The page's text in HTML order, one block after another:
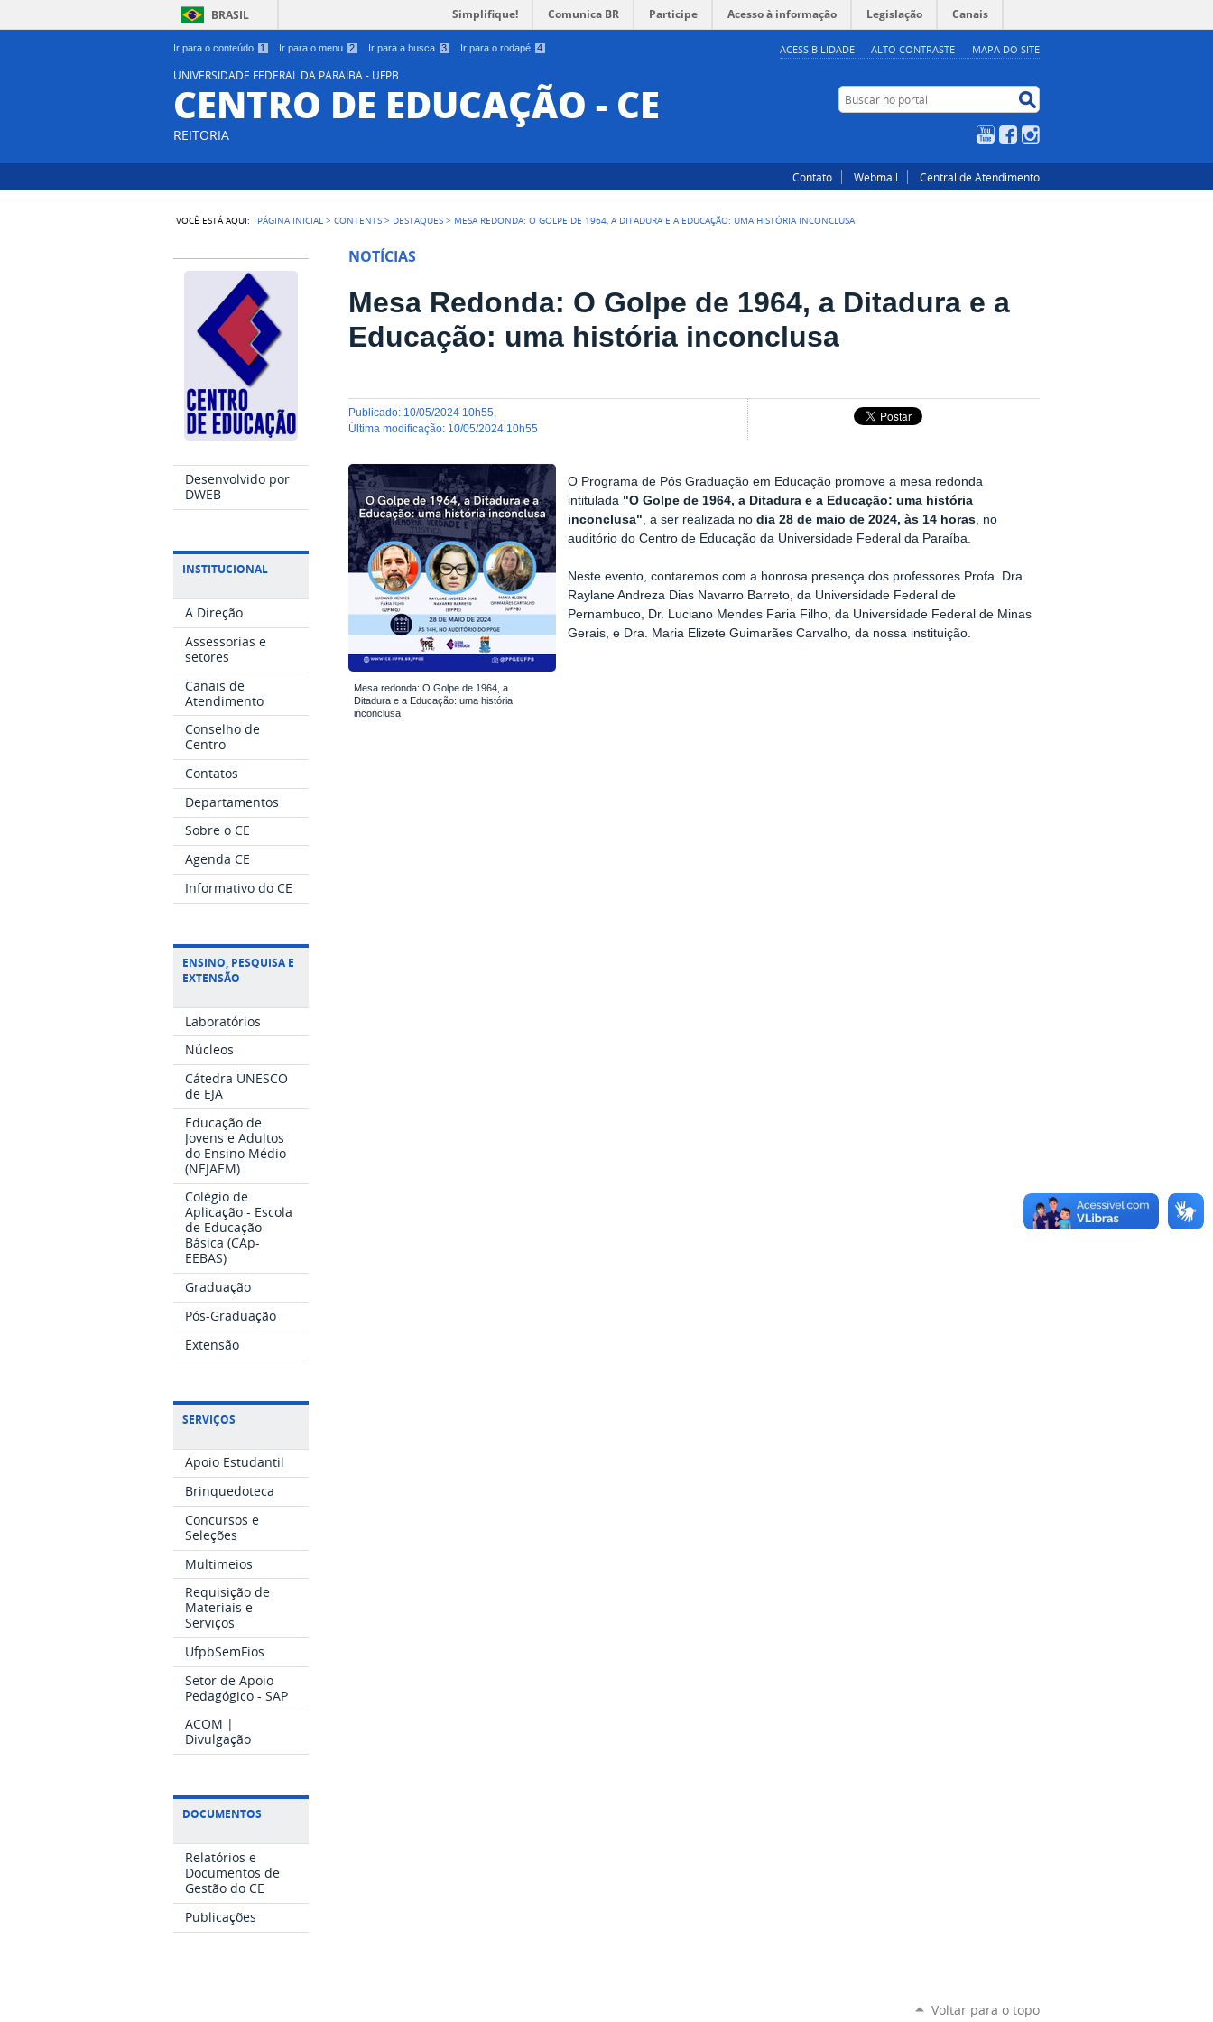
Ir para o conteúdo 1 Ir para o menu 2 Ir para a busca 3 Ir para o rodapé 4 ACESSIBILIDADE ALTO CONTRASTE MAPA DO SITE
BRASIL Simplifique! Comunica BR Participe Acesso à informação Legislação Canais
UNIVERSIDADE FEDERAL DA PARAÍBA - UFPB
CENTRO DE EDUCAÇÃO - CE
REITORIA
Buscar no portal
YouTubeFacebook
Contato Webmail Central de Atendimento
VOCÊ ESTÁ AQUI: PÁGINA INICIAL >CONTENTS > DESTAQUES > MESA REDONDA: O GOLPE DE 1964, A DITADURA E A EDUCAÇÃO: UMA HISTÓRIA INCONCLUSA
Desenvolvido por
DWEB
INSTITUCIONAL
A Direção
Assessorias e
setores
Canais de
Atendimento
Conselho de
Centro
Contatos
Departamentos
Sobre o CE
Agenda CE
Informativo do CE
ENSINO, PESQUISA E
EXTENSÃO
Laboratórios
Núcleos
Cátedra UNESCO
de EJA
Educação de
Jovens e Adultos
do Ensino Médio
(NEJAEM)
Colégio de
Aplicação - Escola
de Educação
Básica (CAp-
EEBAS)
Graduação
Pós-Graduação
Extensão
SERVIÇOS
Apoio Estudantil
Brinquedoteca
Concursos e
Seleções
Multimeios
Requisição de
Materiais e
Serviços
UfpbSemFios
Setor de Apoio
Pedagógico - SAP
ACOM |
Divulgação
DOCUMENTOS
Relatórios e
Documentos de
Gestão do CE
Publicações
NOTÍCIAS
Mesa Redonda: O Golpe de 1964, a Ditadura e a
Educação: uma história inconclusa
publicado: 10/05/2024 10h55
última modificação: 10/05/2024 10h55
Mesa redonda: O Golpe de 1964, a
Ditadura e a Educação: uma história
inconclusa
O Programa de Pós Graduação em Educação promove a mesa redonda
intitulada "O Golpe de 1964, a Ditadura e a Educação: uma história
inconclusa" , a ser realizada no dia 28 de maio de 2024, às 14 horas, no
auditório do Centro de Educação da Universidade Federal da Paraíba.
Neste evento, contaremos com a honrosa presença dos professores Profa. Dra.
Raylane Andreza Dias Navarro Barreto, da Universidade Federal de
Pernambuco, Dr. Luciano Mendes Faria Filho, da Universidade Federal de Minas
Gerais, e Dra. Maria Elizete Guimarães Carvalho, da nossa instituição.
Voltar para o topo